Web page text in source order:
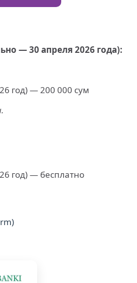
— 30 апреля 2026 года):
год) — 200 000 сум
год) — бесплатно